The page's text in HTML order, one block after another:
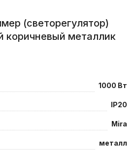
(светорегулятор)
коричневый металлик
1000 Вт
IP20
Mira
металл